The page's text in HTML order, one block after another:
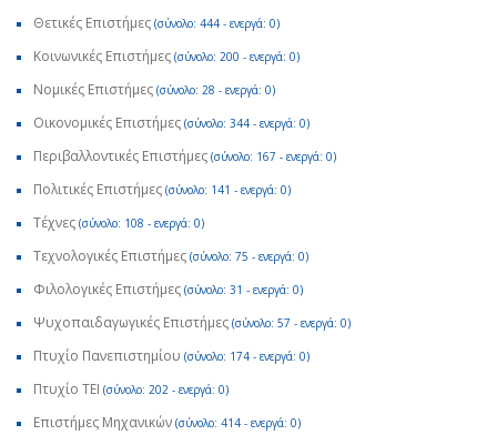
Θετικές Επιστήμες (σύνολο: 444 - ενεργά: 0)
Κοινωνικές Επιστήμες (σύνολο: 200 - ενεργά: 0)
Νομικές Επιστήμες (σύνολο: 28 - ενεργά: 0)
Οικονομικές Επιστήμες (σύνολο: 344 - ενεργά: 0)
Περιβαλλοντικές Επιστήμες (σύνολο: 167 - ενεργά: 0)
Πολιτικές Επιστήμες (σύνολο: 141 - ενεργά: 0)
Τέχνες (σύνολο: 108 - ενεργά: 0)
Τεχνολογικές Επιστήμες (σύνολο: 75 - ενεργά: 0)
Φιλολογικές Επιστήμες (σύνολο: 31 - ενεργά: 0)
Ψυχοπαιδαγωγικές Επιστήμες (σύνολο: 57 - ενεργά: 0)
Πτυχίο Πανεπιστημίου (σύνολο: 174 - ενεργά: 0)
Πτυχίο ΤΕΙ (σύνολο: 202 - ενεργά: 0)
Επιστήμες Μηχανικών (σύνολο: 414 - ενεργά: 0)